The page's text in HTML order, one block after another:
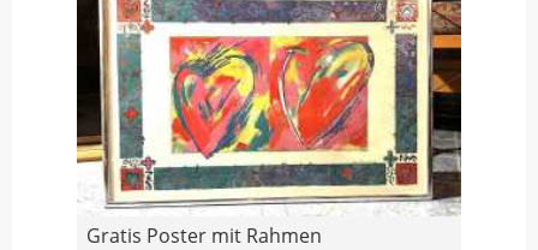
Gratis Poster mit Rahmen